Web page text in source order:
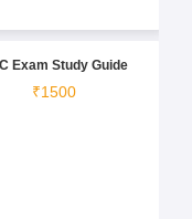
Exam Study Guide
₹1500